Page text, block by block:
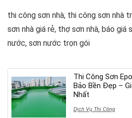
thi công sơn nhà, thi công sơn nhà
sơn nhà giá rẻ, thợ sơn nhà, báo giá
nước, sơn nước trọn gói
Thi Công Sơn
Bảo Bền Đẹp –
Nhất
Dịch Vụ Thi Công